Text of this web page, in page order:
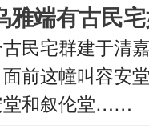
雅端有古民
民宅群建于清
前这幢叫容安
堂和叙伦堂……